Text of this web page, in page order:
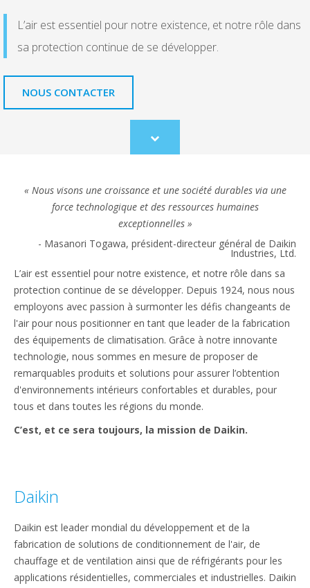
L’air est essentiel pour notre existence, et notre rôle dans
sa protection continue de se développer.
NOUS CONTACTER
Scroll
to
« Nous visons une croissance et une société durables via une
force technologique et des ressources humaines
exceptionnelles »
- Masanori Togawa, président-directeur général de Daikin
Industries, Ltd.
L’air est essentiel pour notre existence, et notre rôle dans sa
protection continue de se développer. Depuis 1924, nous nous
employons avec passion à surmonter les défis changeants de
l'air pour nous positionner en tant que leader de la fabrication
des équipements de climatisation. Grâce à notre innovante
technologie, nous sommes en mesure de proposer de
remarquables produits et solutions pour assurer l’obtention
d'environnements intérieurs confortables et durables, pour
tous et dans toutes les régions du monde.
C’est, et ce sera toujours, la mission de Daikin.
Daikin
Daikin est leader mondial du développement et de la
fabrication de solutions de conditionnement de l'air, de
chauffage et de ventilation ainsi que de réfrigérants pour les
applications résidentielles, commerciales et industrielles. Daikin